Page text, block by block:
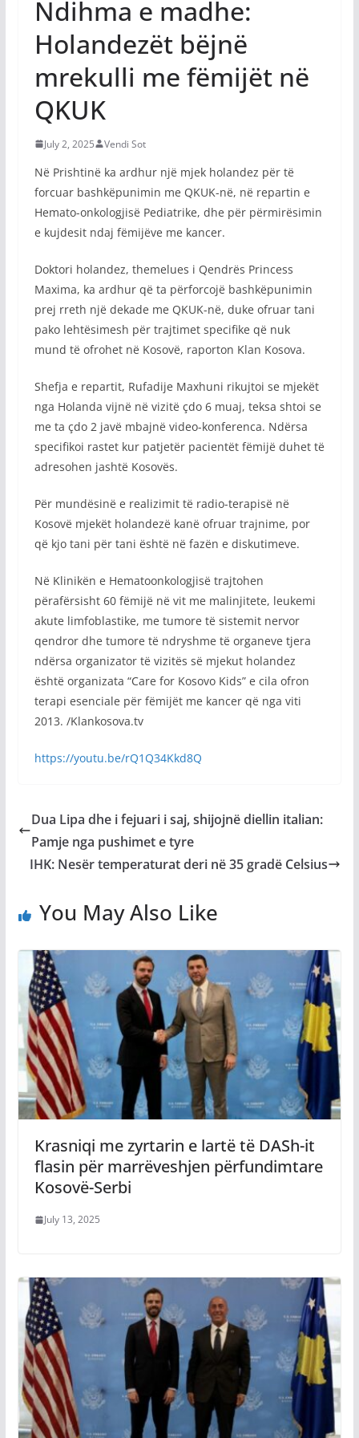
Ndihma e madhe:
Holandezët bëjnë
mrekulli me fëmijët në
QKUK
July 2, 2025 Vendi Sot
Në Prishtinë ka ardhur një mjek holandez për të
forcuar bashkëpunimin me QKUK-në, në repartin e
Hemato-onkologjisë Pediatrike, dhe për përmirësimin
e kujdesit ndaj fëmijëve me kancer.
Doktori holandez, themelues i Qendrës Princess
Maxima, ka ardhur që ta përforcojë bashkëpunimin
prej rreth një dekade me QKUK-në, duke ofruar tani
pako lehtësimesh për trajtimet specifike që nuk
mund të ofrohet në Kosovë, raporton Klan Kosova.
Shefja e repartit, Rufadije Maxhuni rikujtoi se mjekët
nga Holanda vijnë në vizitë çdo 6 muaj, teksa shtoi se
me ta çdo 2 javë mbajnë video-konferenca. Ndërsa
specifikoi rastet kur patjetër pacientët fëmijë duhet të
adresohen jashtë Kosovës.
Për mundësinë e realizimit të radio-terapisë në
Kosovë mjekët holandezë kanë ofruar trajnime, por
që kjo tani për tani është në fazën e diskutimeve.
Në Klinikën e Hematoonkologjisë trajtohen
përafërsisht 60 fëmijë në vit me malinjitete, leukemi
akute limfoblastike, me tumore të sistemit nervor
qendror dhe tumore të ndryshme të organeve tjera
ndërsa organizator të vizitës së mjekut holandez
është organizata “Care for Kosovo Kids” e cila ofron
terapi esenciale për fëmijët me kancer që nga viti
2013. /Klankosova.tv
https://youtu.be/rQ1Q34Kkd8Q
Dua Lipa dhe i fejuari i saj, shijojnë diellin italian:
Pamje nga pushimet e tyre
IHK: Nesër temperaturat deri në 35 gradë Celsius
You May Also Like
Krasniqi me zyrtarin e lartë të DASh-it
flasin për marrëveshjen përfundimtare
Kosovë-Serbi
July 13, 2025